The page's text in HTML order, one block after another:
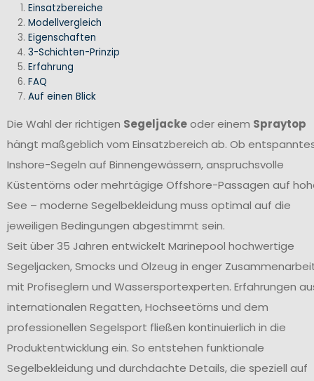
Einsatzbereiche
Modellvergleich
Eigenschaften
3-Schichten-Prinzip
Erfahrung
FAQ
Auf einen Blick
Die Wahl der richtigen Segeljackeoder einem Spraytop
hängt maßgeblich vom Einsatzbereich ab. Ob
Inshore-Segeln auf Binnengewässern, anspruchsvolle
Küstentörns oder mehrtägige Offshore-Passagen auf
See – moderne Segelbekleidung muss optimal auf die
jeweiligen Bedingungen abgestimmt sein.
Seit über 35 Jahren entwickelt Marinepool hochwertige
Segeljacken, Smocks und Ölzeug in enger
mit Profiseglern und Wassersportexperten. Erfahrungen
internationalen Regatten, Hochseetörns und dem
professionellen Segelsport fließen kontinuierlich in die
Produktentwicklung ein. So entstehen funktionale
Segelbekleidung und durchdachte Details, die speziell auf